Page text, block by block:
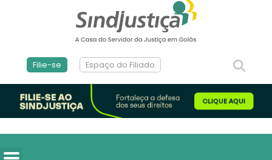
Filie-se Espaço do Filiado